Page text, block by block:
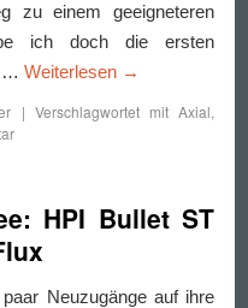
zu einem geeigneteren
ich doch die ersten
… Weiterlesen →
| Verschlagwortet mit Axial,
HPI Bullet ST
Neuzugänge auf ihre